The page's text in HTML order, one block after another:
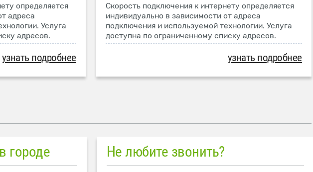
определяется
адреса
Услуга
адресов.
узнать подробнее
Скорость подключения к интернету определяется
индивидуально в зависимости от адреса
подключения и используемой технологии. Услуга
доступна по ограниченному списку адресов.
узнать подробнее
городе Не любите звонить?